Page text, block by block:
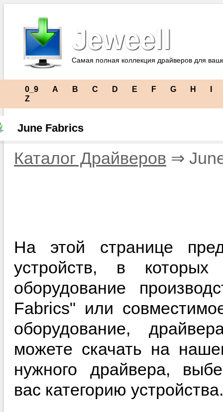
Jeweell
Самая полная коллекция драйверов для
0_9 A B C D E F G H
Z
June Fabrics
Каталог Драйверов ⇒
На этой странице
устройств, в
оборудование
Fabrics" или
оборудование,
можете скачать на
нужного драйвера,
вас категорию устройства.